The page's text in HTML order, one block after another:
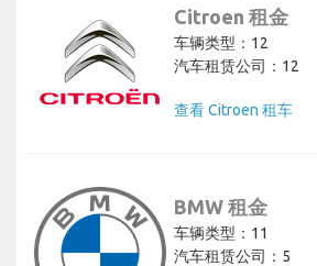
Citroen 租金
车辆类型：12
汽车租赁公司：12
查看 Citroen 租车
BMW 租金
车辆类型：11
汽车租赁公司：5